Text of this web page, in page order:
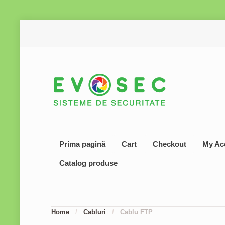
Prima pagină Cart Checkout My
Catalog produse
Home / Cabluri / Cablu FTP